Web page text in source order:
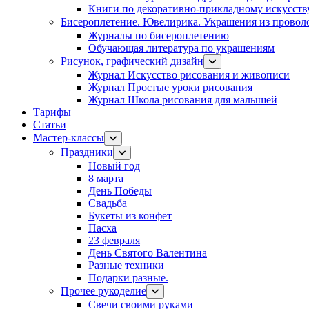
Книги по декоративно-прикладному
Бисероплетение. Ювелирика. Украшения из
Журналы по бисероплетению
Обучающая литература по украшениям
Рисунок, графический дизайн
Журнал Искусство рисования и живописи
Журнал Простые уроки рисования
Журнал Школа рисования для малышей
Тарифы
Статьи
Мастер-классы
Праздники
Новый год
8 марта
День Победы
Свадьба
Букеты из конфет
Пасха
23 февраля
День Святого Валентина
Разные техники
Подарки разные.
Прочее рукоделие
Свечи своими руками